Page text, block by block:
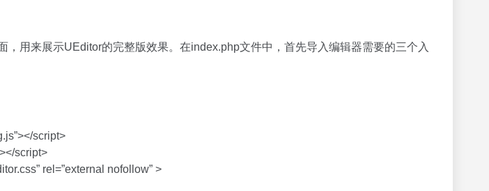
目录，此处在项目根目录下建立，起名为ueditor。